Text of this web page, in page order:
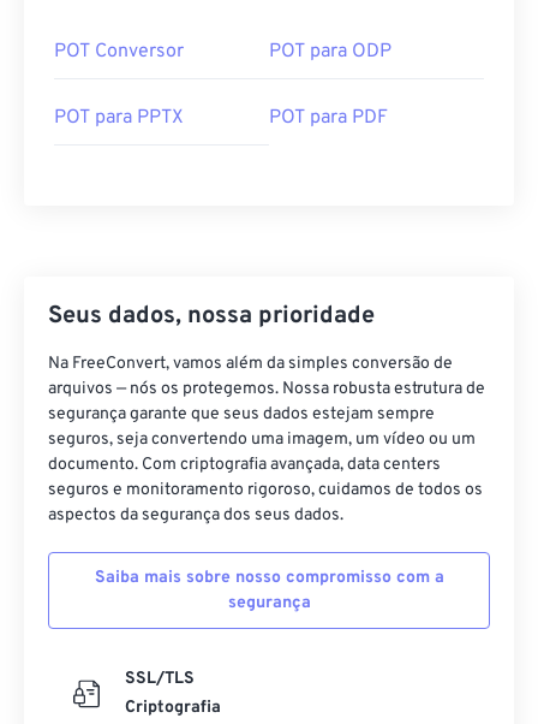
POT Conversor POT para ODP
POT para PPTX POT para PDF
Seus dados, nossa prioridade
Na FreeConvert, vamos além da simples conversão de
arquivos — nós os protegemos. Nossa robusta estrutura de
segurança garante que seus dados estejam sempre
seguros, seja convertendo uma imagem, um vídeo ou um
documento. Com criptografia avançada, data centers
seguros e monitoramento rigoroso, cuidamos de todos os
aspectos da segurança dos seus dados.
Saiba mais sobre nosso compromisso com a
segurança
SSL/TLS
Criptografia